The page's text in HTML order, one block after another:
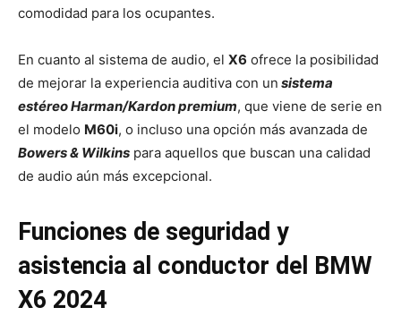
comodidad para los ocupantes.
En cuanto al sistema de audio, el X6 ofrece la posibilidad
de mejorar la experiencia auditiva con un sistema
estéreo Harman/Kardon premium, que viene de serie en
el modelo M60i, o incluso una opción más avanzada de
Bowers & Wilkins para aquellos que buscan una calidad
de audio aún más excepcional.
Funciones de seguridad y
asistencia al conductor del BMW
X6 2024